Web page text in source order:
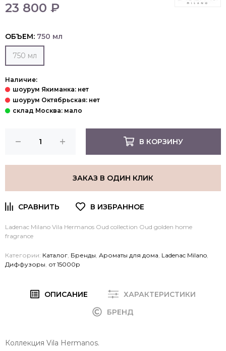
23 800 ₽
ОБЪЕМ: 750 мл
750 мл
Наличие:
В КОРЗИНУ
ЗАКАЗ В ОДИН КЛИК
Ladenac Milano Vila Hermanos Oud collection Oud golden home
fragrance
Категории: Каталог Бренды Ароматы для дома Ladenac Milano
Диффузоры от 15000р
ОПИСАНИЕ
ХАРАКТЕРИСТИКИ
БРЕНД
Коллекция Vila Hermanos.